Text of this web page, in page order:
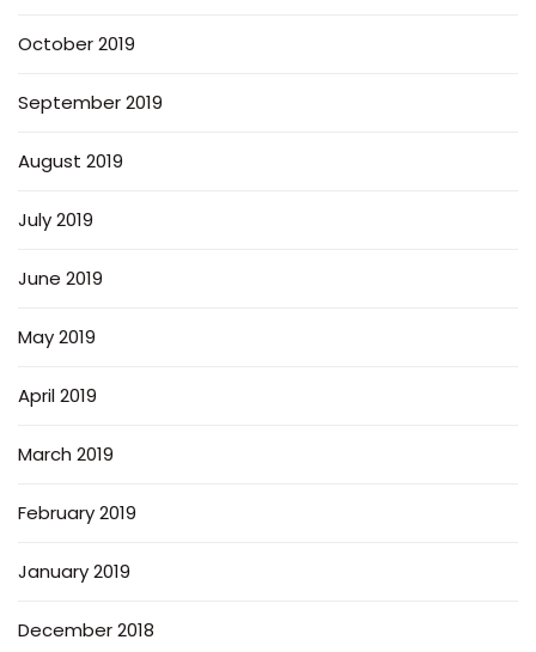
October 2019
September 2019
August 2019
July 2019
June 2019
May 2019
April 2019
March 2019
February 2019
January 2019
December 2018